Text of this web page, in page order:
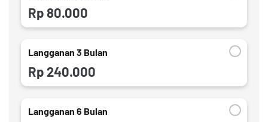
Rp 80.000
Langganan 3 Bulan
Rp 240.000
Langganan 6 Bulan